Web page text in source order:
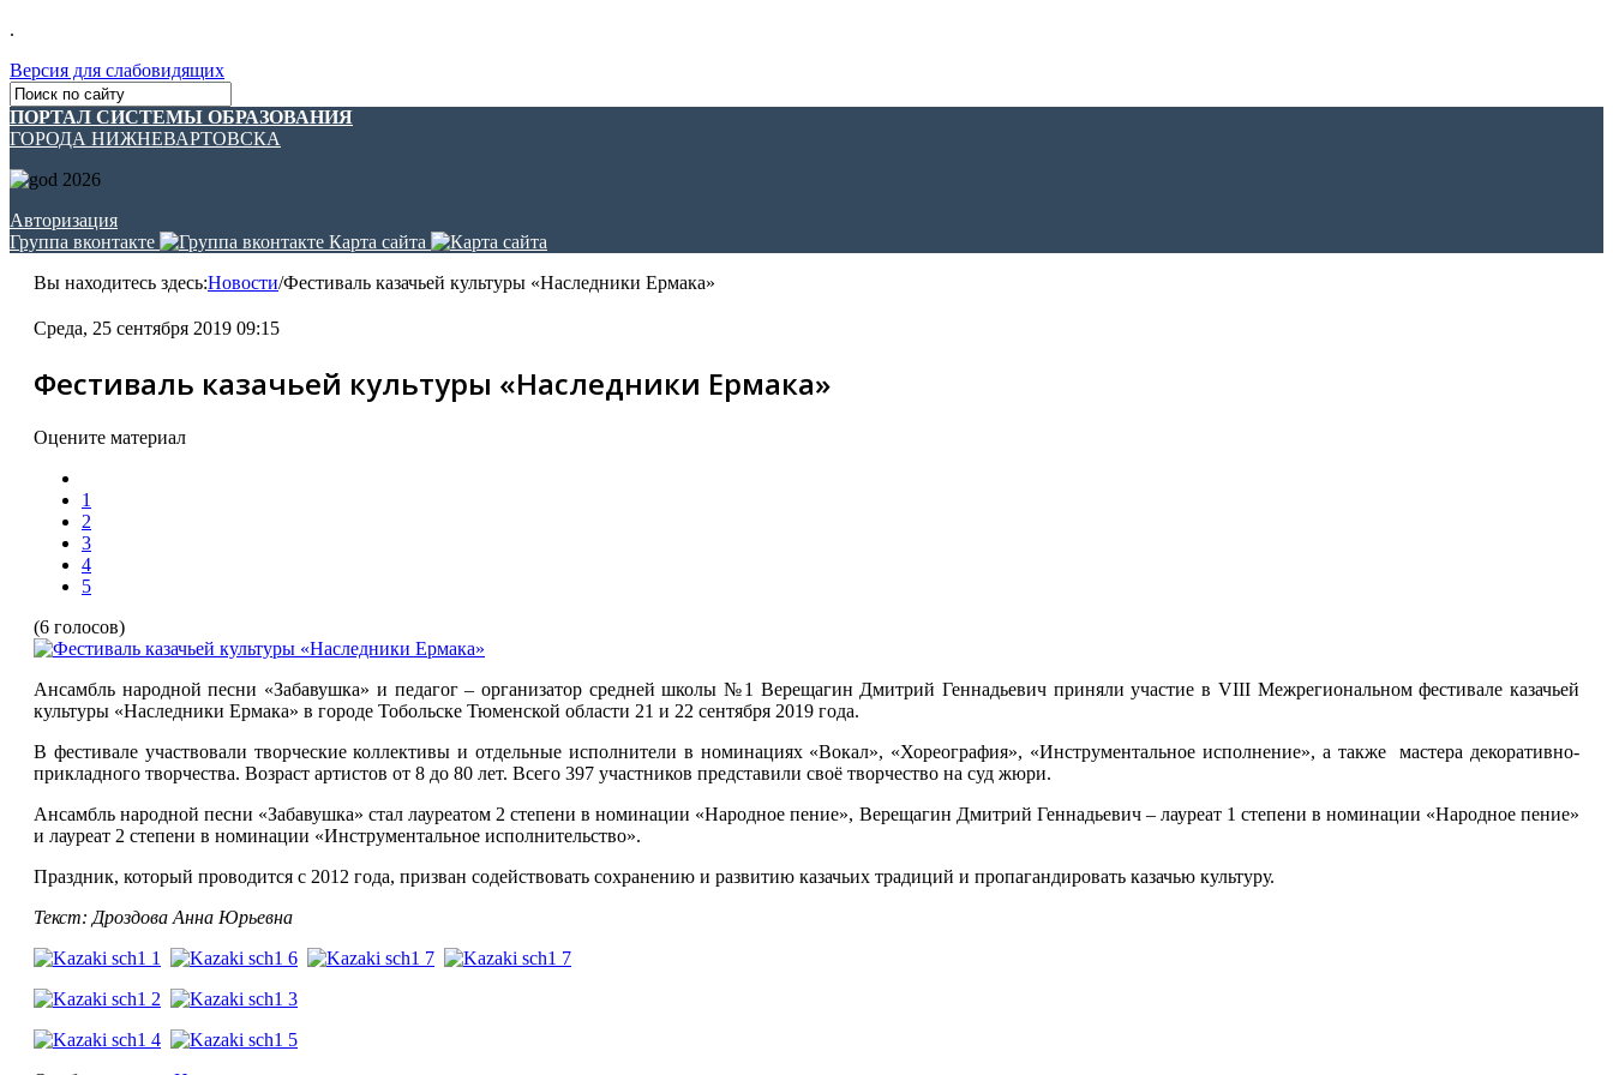
.
Версия для слабовидящих
ПОРТАЛ СИСТЕМЫ ОБРАЗОВАНИЯ
ГОРОДА НИЖНЕВАРТОВСКА
Авторизация
Группа вконтакте
Карта сайта
Вы находитесь здесь:Новости/Фестиваль казачьей культуры «Наследники Ермака»
Среда, 25 сентября 2019 09:15
Фестиваль казачьей культуры «Наследники Ермака»
Оцените материал
1
2
3
4
5
(6 голосов)
Ансамбль народной песни «Забавушка» и педагог – организатор средней школы №1 Верещагин Дмитрий Геннадьевич приняли участие в VIII Межрегиональном фестивале казачьей
культуры «Наследники Ермака» в городе Тобольске Тюменской области 21 и 22 сентября 2019 года.
В фестивале участвовали творческие коллективы и отдельные исполнители в номинациях «Вокал», «Хореография», «Инструментальное исполнение», а также мастера декоративно-
прикладного творчества. Возраст артистов от 8 до 80 лет. Всего 397 участников представили своё творчество на суд жюри.
Ансамбль народной песни «Забавушка» стал лауреатом 2 степени в номинации «Народное пение», Верещагин Дмитрий Геннадьевич – лауреат 1 степени в номинации «Народное пение»
и лауреат 2 степени в номинации «Инструментальное исполнительство».
Праздник, который проводится с 2012 года, призван содействовать сохранению и развитию казачьих традиций и пропагандировать казачью культуру.
Текст: Дроздова Анна Юрьевна